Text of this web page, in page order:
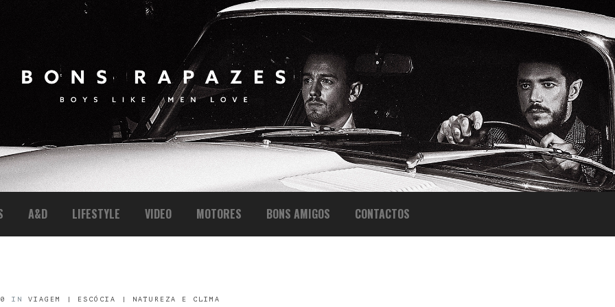
A&D LIFESTYLE VIDEO MOTORES BONS AMIGOS CONTACTOS
IN VIAGEM | ESCÓCIA | NATUREZA E CLIMA